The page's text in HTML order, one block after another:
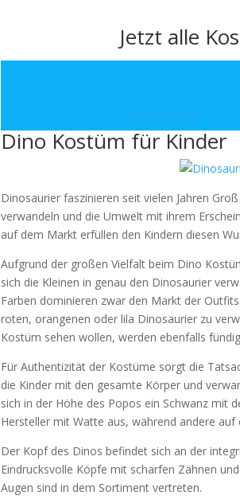
Jetzt alle
Jetzt ansehen
Dino Kostüm für Kinder
Dinosaurier faszinieren seit vielen Jahren
verwandeln und die Umwelt mit ihrem
auf dem Markt erfüllen den Kindern diesen
Aufgrund der großen Vielfalt beim Dino
sich die Kleinen in genau den Dinosaurier
Farben dominieren zwar den Markt der
roten, orangenen oder lila Dinosaurier zu
Kostüm sehen wollen, werden ebenfalls
Für Authentizität der Kostüme sorgt die
die Kinder mit den gesamte Körper und
sich in der Höhe des Popos ein Schwanz mit
Hersteller mit Watte aus, während andere
Der Kopf des Dinos befindet sich an der
Eindrucksvolle Köpfe mit scharfen Zähnen
Augen sind in dem Sortiment vertreten.